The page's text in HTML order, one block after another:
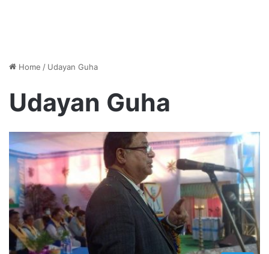
Home / Udayan Guha
Udayan Guha